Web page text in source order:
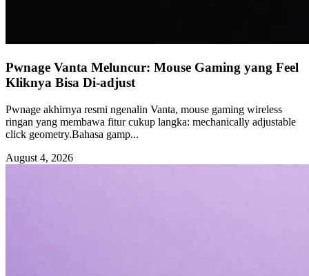
Pwnage Vanta Meluncur: Mouse Gaming yang Feel
Kliknya Bisa Di-adjust
Pwnage akhirnya resmi ngenalin Vanta, mouse gaming wireless
ringan yang membawa fitur cukup langka: mechanically adjustable
click geometry.Bahasa gamp...
August 4, 2026